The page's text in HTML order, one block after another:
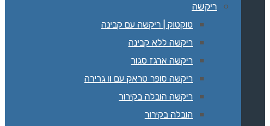
ריקשה
טוקטוק | ריקשה עם קבינה
ריקשה ללא קבינה
ריקשה ארגז סגור
ריקשה סופר טראק עם וו גרירה
ריקשה הובלה בקירור
הובלה בקירור